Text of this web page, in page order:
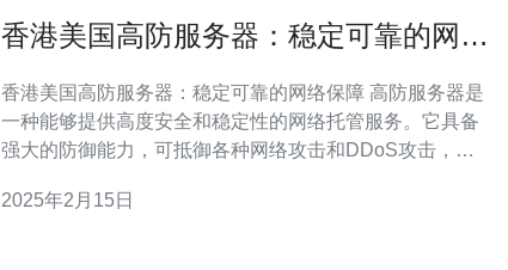
香港美国高防服务器：稳定可靠的网络
香港美国高防服务器：稳定可靠的网络保障 高防服务器是
一种能够提供高度安全和稳定性的网络托管服务。它具备
强大的防御能力，可抵御各种网络攻击和DDoS攻击，确
高防服务器作为一家专业的网络安全服务提供商，提供了
2025年2月15日